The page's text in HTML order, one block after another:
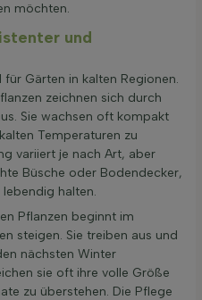
möchten.
und
Gärten in kalten Regionen.
zeichnen sich durch
Sie wachsen oft kompakt
Temperaturen zu
variiert je nach Art, aber
Büsche oder Bodendecker,
halten.
Pflanzen beginnt im
steigen. Sie treiben aus und
nächsten Winter
sie oft ihre volle Größe
zu überstehen. Die Pflege